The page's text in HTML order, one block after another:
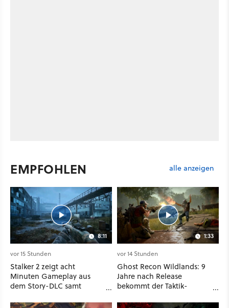
EMPFOHLEN alle anzeigen
8:11
vor 15 Stunden
Stalker 2 zeigt acht
Minuten Gameplay aus
dem Story-DLC samt
Gegnern
1:33
vor 14 Stunden
Ghost Recon Wildlands: 9
Jahre nach Release
bekommt der Taktik-
nochmal ein dickes Update